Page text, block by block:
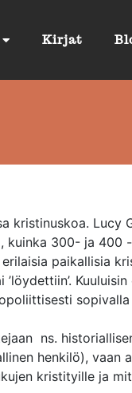
Kirjat
kristinuskoa. Lucy
kuinka 300- ja 400
paikallisia
sopivalla
ns.
henkilö), vaan
kristityille ja